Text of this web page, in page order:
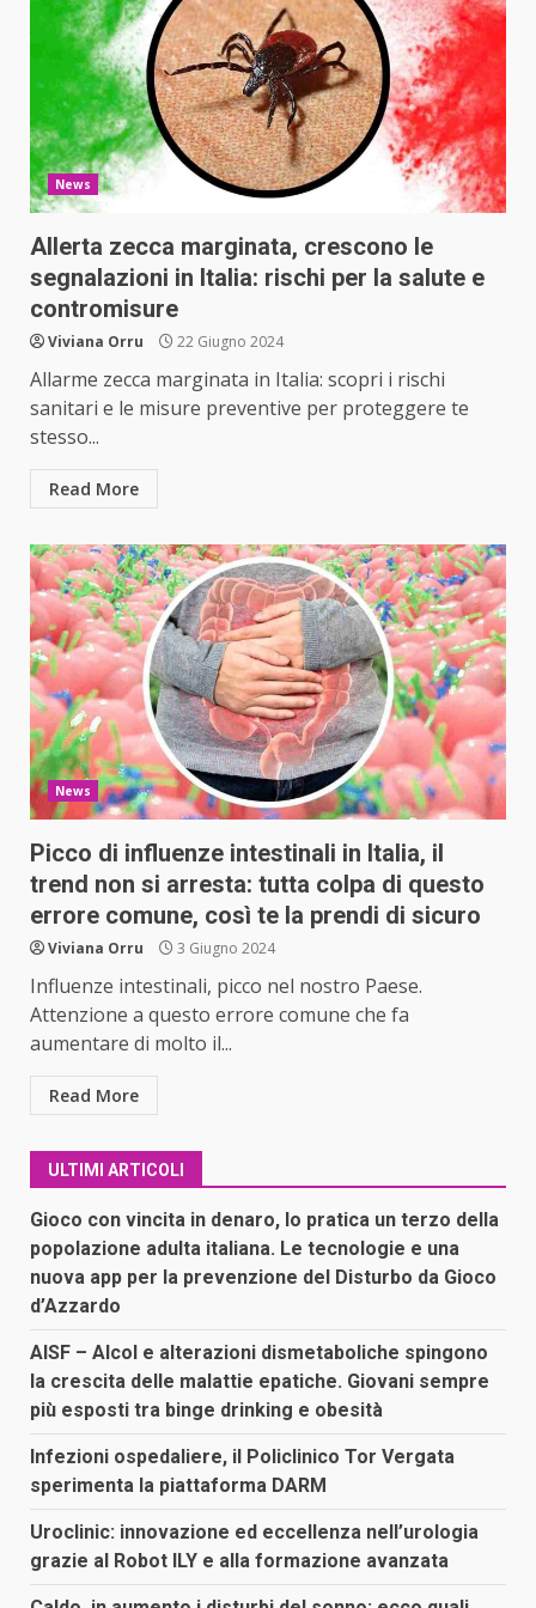
News
Allerta zecca marginata, crescono le
segnalazioni in Italia: rischi per la salute e
contromisure
Viviana Orru 22 Giugno 2024
Allarme zecca marginata in Italia: scopri i rischi
sanitari e le misure preventive per proteggere te
stesso...
Read More
News
Picco di influenze intestinali in Italia, il
trend non si arresta: tutta colpa di questo
errore comune, così te la prendi di sicuro
Viviana Orru 3 Giugno 2024
Influenze intestinali, picco nel nostro Paese.
Attenzione a questo errore comune che fa
aumentare di molto il...
Read More
ULTIMI ARTICOLI
Gioco con vincita in denaro, lo pratica un terzo della
popolazione adulta italiana. Le tecnologie e una
nuova app per la prevenzione del Disturbo da Gioco
d’Azzardo
AISF – Alcol e alterazioni dismetaboliche spingono
la crescita delle malattie epatiche. Giovani sempre
più esposti tra binge drinking e obesità
Infezioni ospedaliere, il Policlinico Tor Vergata
sperimenta la piattaforma DARM
Uroclinic: innovazione ed eccellenza nell’urologia
grazie al Robot ILY e alla formazione avanzata